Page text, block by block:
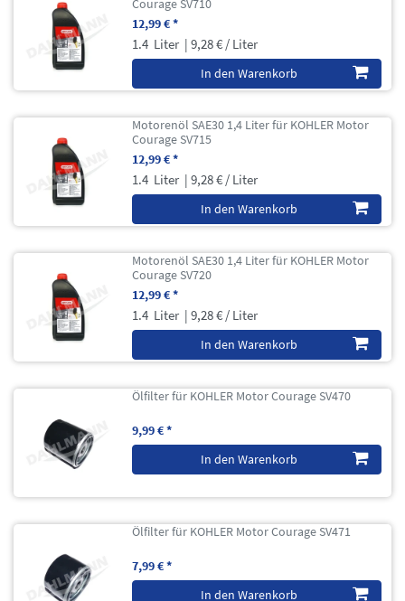
Courage SV710
12,99 € *
1.4 Liter | 9,28 € / Liter
In den Warenkorb
Motorenöl SAE30 1,4 Liter für KOHLER Motor
Courage SV715
12,99 € *
1.4 Liter | 9,28 € / Liter
In den Warenkorb
Motorenöl SAE30 1,4 Liter für KOHLER Motor
Courage SV720
12,99 € *
1.4 Liter | 9,28 € / Liter
In den Warenkorb
Ölfilter für KOHLER Motor Courage SV470
9,99 € *
In den Warenkorb
Ölfilter für KOHLER Motor Courage SV471
7,99 € *
In den Warenkorb